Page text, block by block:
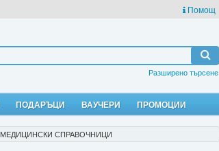
Помощ
Разширено търсене
ПОДАРЪЦИ ВАУЧЕРИ ПРОМОЦИИ
МЕДИЦИНСКИ СПРАВОЧНИЦИ